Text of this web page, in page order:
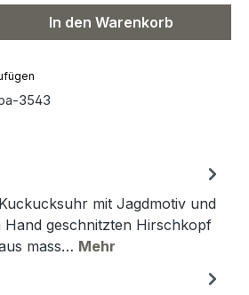
Gib den
In den Warenkorb
3543
mit Jagdmotiv und
geschnitzten Hirschkopf
mass… Mehr